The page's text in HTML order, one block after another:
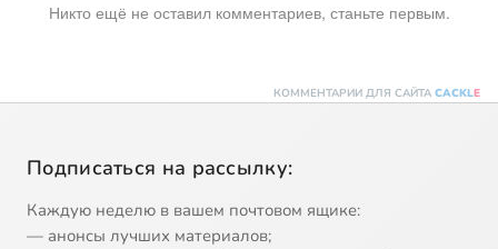
Никто ещё не оставил комментариев, станьте первым.
КОММЕНТАРИИ ДЛЯ САЙТА CACKLE
Подписаться на рассылку:
Каждую неделю в вашем почтовом ящике:
— анонсы лучших материалов;